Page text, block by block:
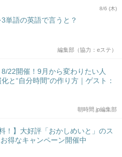
8/6 (木)
3単語の英語で言うと？
編集部（協力：eステ）
8/22開催！9月から変わりたい人
と“自分時間”の作り方｜ゲスト：
朝時間.jp編集部
！】大好評「おかしめいと」のス
得なキャンペーン開催中